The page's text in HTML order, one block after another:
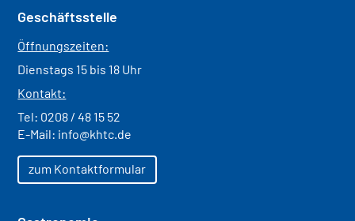
Geschäftsstelle
Öffnungszeiten:
Dienstags 15 bis 18 Uhr
Kontakt:
Tel: 0208 / 48 15 52
E-Mail: info@khtc.de
zum Kontaktformular